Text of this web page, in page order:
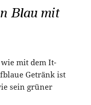
Blau mit
mit dem It-
Getränk ist
sein grüner